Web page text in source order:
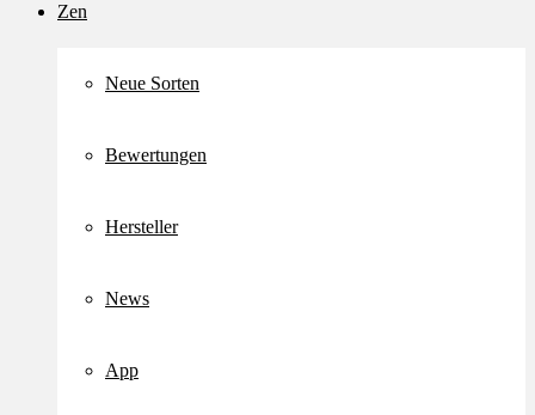
Zen
Neue Sorten
Bewertungen
Hersteller
News
App